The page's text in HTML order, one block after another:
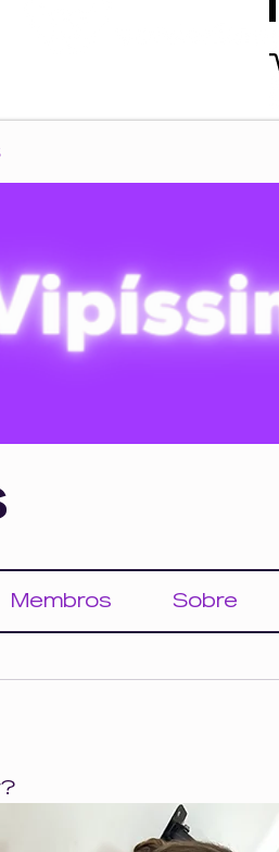
Membros Sobre